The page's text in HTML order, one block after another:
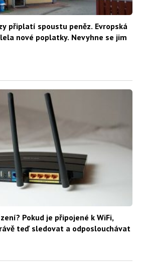
připlatí spoustu peněz. Evropská
nové poplatky. Nevyhne se jim
Pokud je připojené k WiFi,
teď sledovat a odposlouchávat